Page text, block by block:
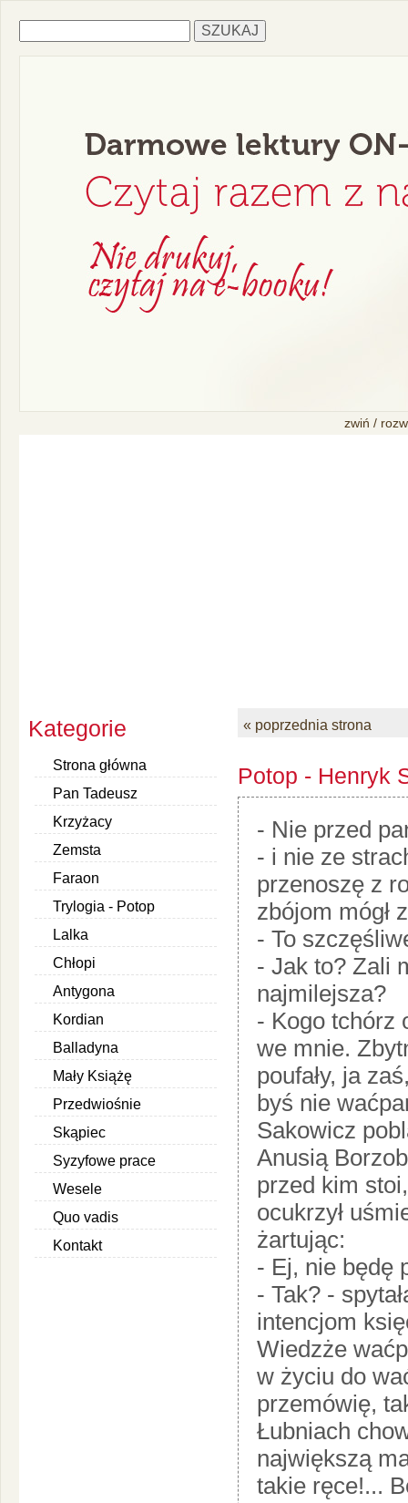
zwiń /
Kategorie
Strona główna
Pan Tadeusz
Krzyżacy
Zemsta
Faraon
Trylogia - Potop
Lalka
Chłopi
Antygona
Kordian
Balladyna
Mały Książę
Przedwiośnie
Skąpiec
Syzyfowe prace
Wesele
Quo vadis
Kontakt
« poprzednia strona
Potop - Henryk
- Nie przed
- i nie ze
przenoszę z
zbójom mógł
- To
- Jak to? Zali
najmilejsza?
- Kogo tchórz
we mnie.
poufały, ja
byś nie
Sakowicz
Anusią
przed kim
ocukrzył
żartując:
- Ej, nie będę
- Tak? -
intencjom
Wiedzże
w życiu do
przemówię,
Łubniach
największą
takie ręce!...